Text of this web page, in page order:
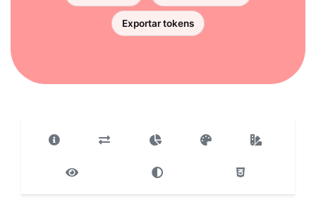
Exportar tokens